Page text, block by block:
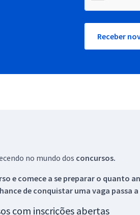
Receber
no mundo dos concursos.
e comece a se preparar o quanto
de conquistar uma vaga passa
com inscrições abertas